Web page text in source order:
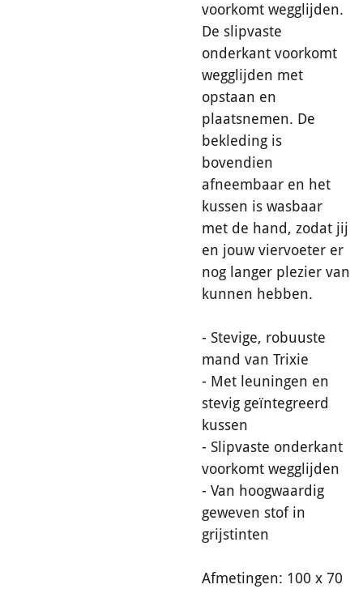
voorkomt wegglijden.
De slipvaste
onderkant voorkomt
wegglijden met
opstaan en
plaatsnemen. De
bekleding is
bovendien
afneembaar en het
kussen is wasbaar
met de hand, zodat jij
en jouw viervoeter er
nog langer plezier van
kunnen hebben.
- Stevige, robuuste
mand van Trixie
- Met leuningen en
stevig geïntegreerd
kussen
- Slipvaste onderkant
voorkomt wegglijden
- Van hoogwaardig
geweven stof in
grijstinten
Afmetingen: 100 x 70